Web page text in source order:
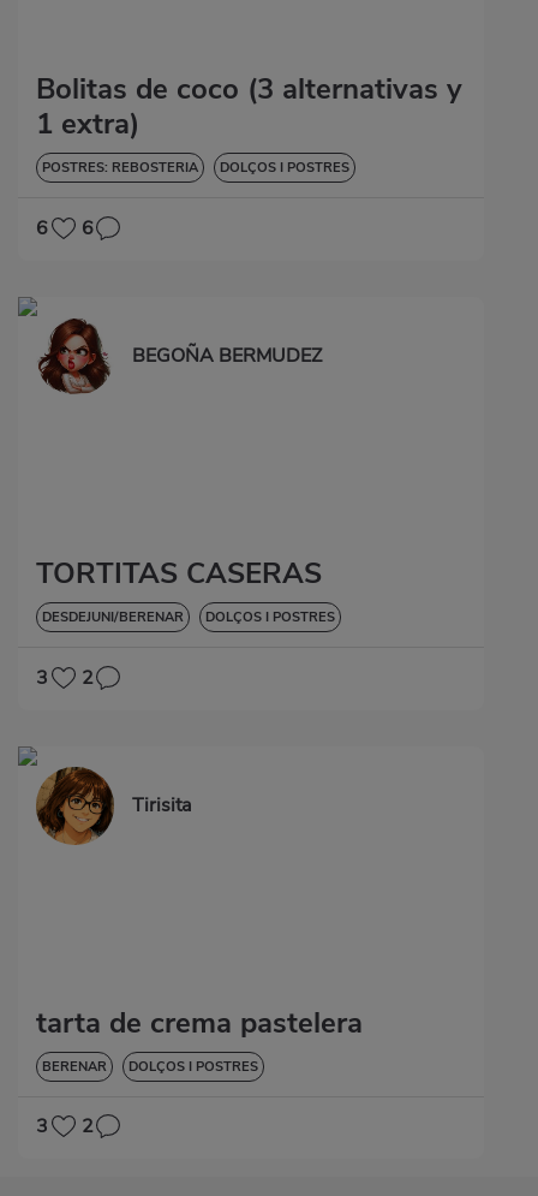
Bolitas de coco (3 alternativas y
1 extra)
POSTRES: REBOSTERIA DOLÇOS I POSTRES
6 6
BEGOÑA BERMUDEZ
TORTITAS CASERAS
DESDEJUNI/BERENAR DOLÇOS I POSTRES
3 2
Tirisita
tarta de crema pastelera
BERENAR DOLÇOS I POSTRES
3 2